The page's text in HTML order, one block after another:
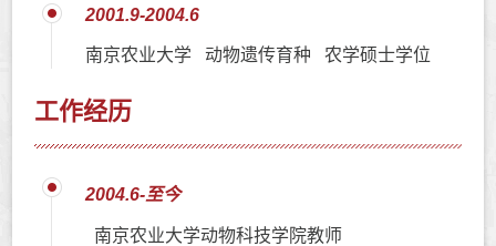
2001.9-2004.6
南京农业大学 动物遗传育种 农学硕士学位
工作经历
2004.6-至今
南京农业大学动物科技学院教师